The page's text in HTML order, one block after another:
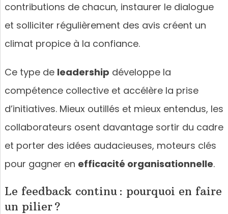
contributions de chacun, instaurer le dialogue
et solliciter régulièrement des avis créent un
climat propice à la confiance.
Ce type de leadership développe la
compétence collective et accélère la prise
d’initiatives. Mieux outillés et mieux entendus, les
collaborateurs osent davantage sortir du cadre
et porter des idées audacieuses, moteurs clés
pour gagner en efficacité organisationnelle.
Le feedback continu : pourquoi en faire
un pilier ?